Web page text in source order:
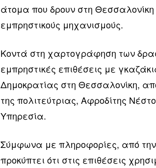
άτομα που δρουν στη
εμπρηστικούς μηχανισμούς.
Κοντά στη χαρτογράφηση των
εμπρηστικές επιθέσεις με
Δημοκρατίας στη Θεσσαλονίκη,
της πολιτεύτριας, Αφροδίτης
Υπηρεσία.
Σύμφωνα με πληροφορίες, από την
προκύπτει ότι στις επιθέσεις